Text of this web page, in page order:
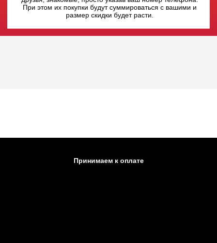
При этом их покупки будут суммироваться с вашими и
размер скидки будет расти.
Принимаем к оплате